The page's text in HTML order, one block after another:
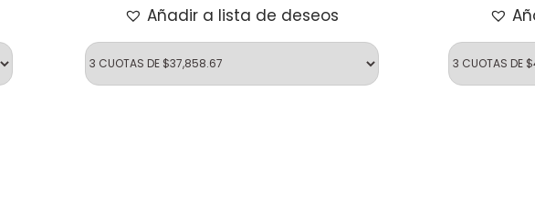
i
a
Añadir a lista de deseos